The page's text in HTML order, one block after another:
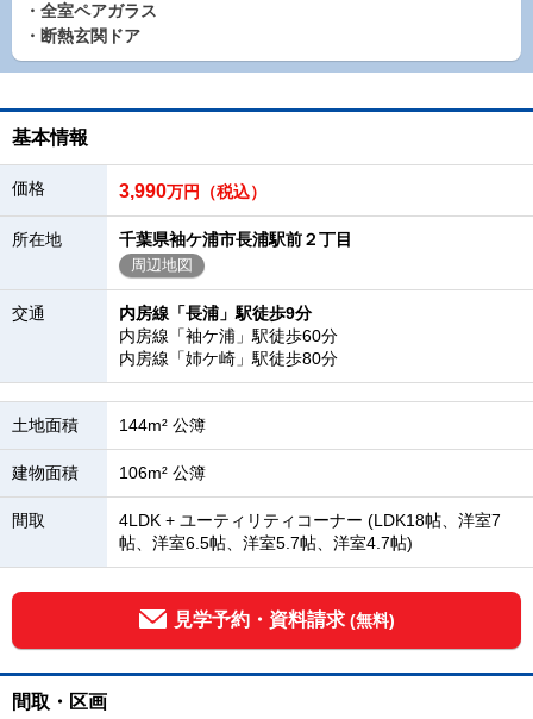
・全室ペアガラス
・断熱玄関ドア
基本情報
価格 3,990万円（税込）
所在地 千葉県袖ケ浦市長浦駅前２丁目
周辺地図
交通
内房線「長浦」駅徒歩9分
内房線「袖ケ浦」駅徒歩60分
内房線「姉ケ崎」駅徒歩80分
土地面積 144m² 公簿
建物面積 106m² 公簿
間取
4LDK + ユーティリティコーナー (LDK18帖、洋室7
帖、洋室6.5帖、洋室5.7帖、洋室4.7帖)
見学予約・資料請求 (無料)
間取・区画